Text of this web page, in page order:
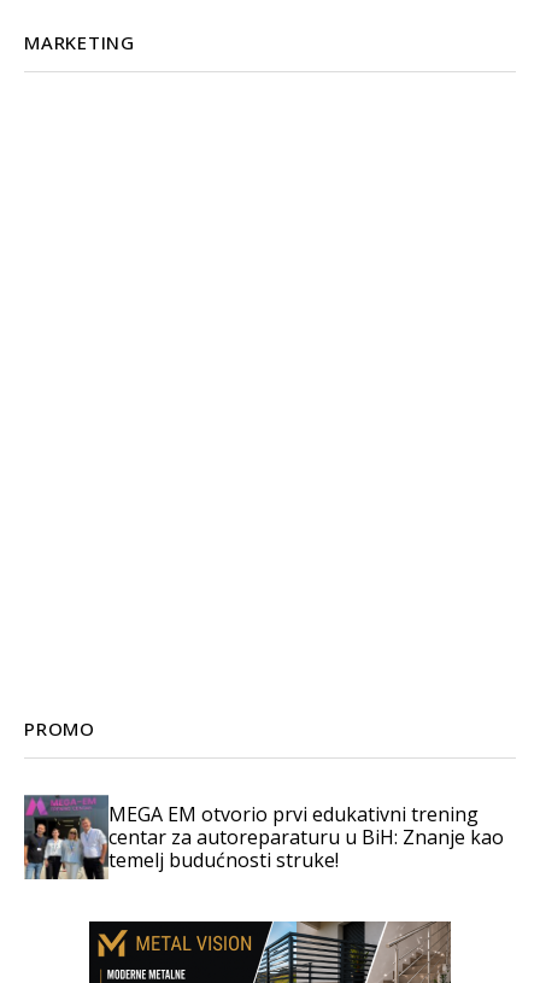
MARKETING
PROMO
MEGA EM otvorio prvi edukativni trening
centar za autoreparaturu u BiH: Znanje kao
temelj budućnosti struke!